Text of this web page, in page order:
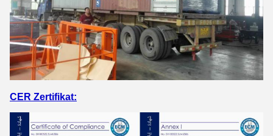
CER Zertifikat: